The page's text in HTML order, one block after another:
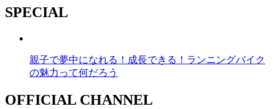
SPECIAL
親子で夢中になれる！成長できる！ランニングバイク
の魅力って何だろう
OFFICIAL CHANNEL